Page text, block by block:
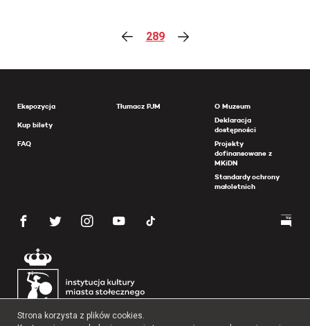
289
Ekspozycja
Kup bilety
FAQ
Tłumacz PJM
O Muzeum
Deklaracja
dostępności
Projekty
dofinansowane z
MKiDN
Standardy ochrony
małoletnich
Strona korzysta z plików cookies.